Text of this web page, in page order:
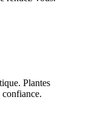
Plantes
confiance.